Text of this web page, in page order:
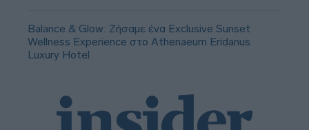
Balance & Glow: Ζήσαμε ένα Exclusive Sunset
Wellness Experience στο Athenaeum Eridanus
Luxury Hotel